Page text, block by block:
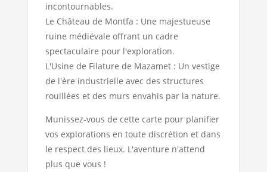
incontournables.
Le Château de Montfa : Une majestueuse
ruine médiévale offrant un cadre
spectaculaire pour l'exploration.
L'Usine de Filature de Mazamet : Un vestige
de l'ère industrielle avec des structures
rouillées et des murs envahis par la nature.
Munissez-vous de cette carte pour planifier
vos explorations en toute discrétion et dans
le respect des lieux. L'aventure n'attend
plus que vous !